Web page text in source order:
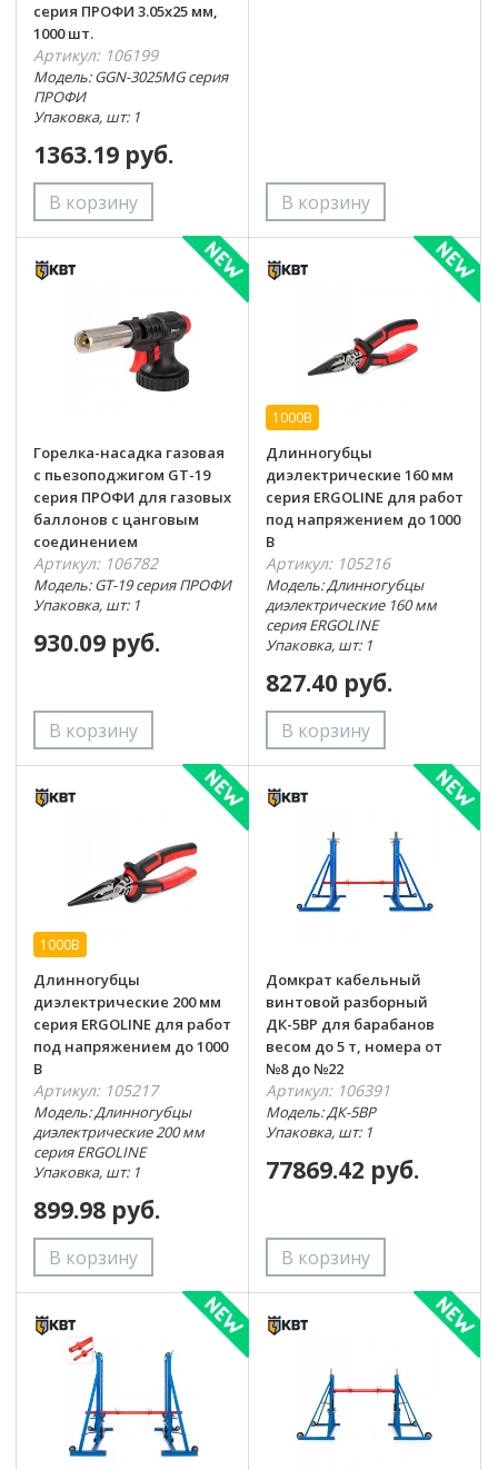
серия ПРОФИ 3.05х25 мм,
1000 шт.
Артикул: 106199
Модель: GGN-3025MG серия
ПРОФИ
Упаковка, шт: 1
1363.19 руб.
Горелка-насадка газовая
с пьезоподжигом GT-19
серия ПРОФИ для газовых
баллонов с цанговым
соединением
Артикул: 106782
Модель: GT-19 серия ПРОФИ
Упаковка, шт: 1
930.09 руб.
1000В
Длинногубцы
диэлектрические 160 мм
серия ERGOLINE для работ
под напряжением до 1000
В
Артикул: 105216
Модель: Длинногубцы
диэлектрические 160 мм
серия ERGOLINE
Упаковка, шт: 1
827.40 руб.
1000В
Длинногубцы
диэлектрические 200 мм
серия ERGOLINE для работ
под напряжением до 1000
В
Артикул: 105217
Модель: Длинногубцы
диэлектрические 200 мм
серия ERGOLINE
Упаковка, шт: 1
899.98 руб.
Домкрат кабельный
винтовой разборный
ДК-5ВР для барабанов
весом до 5 т, номера от
№8 до №22
Артикул: 106391
Модель: ДК-5ВР
Упаковка, шт: 1
77869.42 руб.